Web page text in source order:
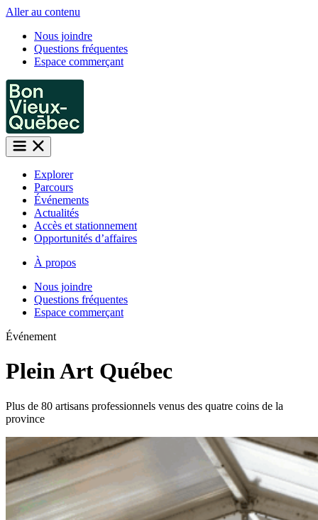
Aller au contenu
Nous joindre
Questions fréquentes
Espace commerçant
Explorer
Parcours
Événements
Actualités
Accès et stationnement
Opportunités d’affaires
À propos
Nous joindre
Questions fréquentes
Espace commerçant
Événement
Plein Art Québec
Plus de 80 artisans professionnels venus des quatre coins de la
province